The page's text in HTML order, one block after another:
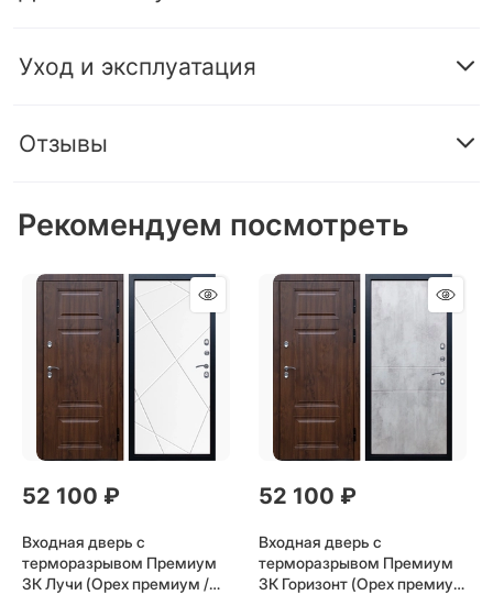
Уход и эксплуатация
Отзывы
Рекомендуем посмотреть
52 100 ₽
Входная дверь с
терморазрывом Премиум
3К Лучи (Орех премиум /
52 100 ₽
Входная дверь с
терморазрывом Премиум
3К Горизонт (Орех премиум